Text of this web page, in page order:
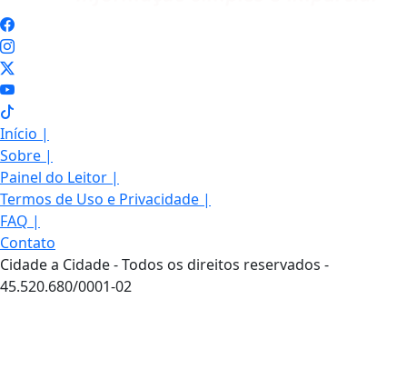
Início |
Sobre |
Painel do Leitor |
Termos de Uso e Privacidade |
FAQ |
Contato
Cidade a Cidade - Todos os direitos reservados -
45.520.680/0001-02